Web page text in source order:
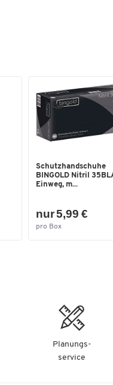
Schutzhandschuhe
BINGOLD Nitril
Einweg, m...
nur 5,99 €
pro Box
Planungs-
service